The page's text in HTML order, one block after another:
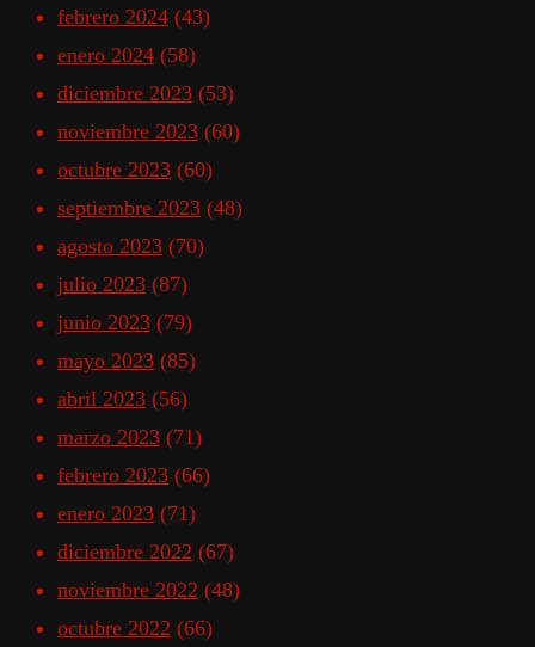
febrero 2024 (43)
enero 2024 (58)
diciembre 2023 (53)
noviembre 2023 (60)
octubre 2023 (60)
septiembre 2023 (48)
agosto 2023 (70)
julio 2023 (87)
junio 2023 (79)
mayo 2023 (85)
abril 2023 (56)
marzo 2023 (71)
febrero 2023 (66)
enero 2023 (71)
diciembre 2022 (67)
noviembre 2022 (48)
octubre 2022 (66)